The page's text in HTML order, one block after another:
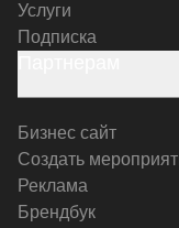
Услуги
Подписка
Бизнес сайт
Создать
Реклама
Брендбук